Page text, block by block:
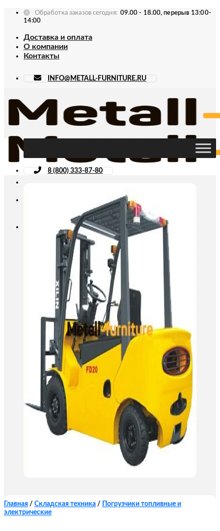
Skip
Обработка заказов сегодня: 09.00 - 18.00, перерыв 13:00-
14:00
Доставка и оплата
О компании
Контакты
INFO@METALL-FURNITURE.RU
8 (800) 333-87-80
Главная / Складская техника /
Погрузчики топливные и
электрические